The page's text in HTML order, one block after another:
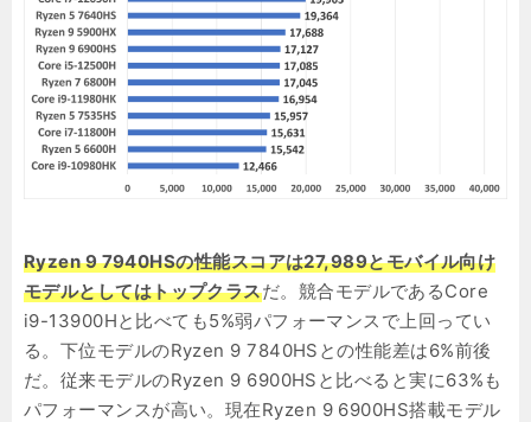
Ryzen 9 7940HSの性能スコアは27,989とモバイル向け
モデルとしてはトップクラスだ。競合モデルであるCore
i9-13900Hと比べても5%弱パフォーマンスで上回ってい
る。下位モデルのRyzen 9 7840HSとの性能差は6%前後
だ。従来モデルのRyzen 9 6900HSと比べると実に63%も
パフォーマンスが高い。現在Ryzen 9 6900HS搭載モデル